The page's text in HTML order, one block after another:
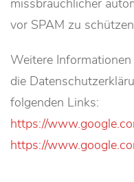
missbräuchlicher
vor SPAM zu
Weitere
die
folgenden Links:
https://
https://